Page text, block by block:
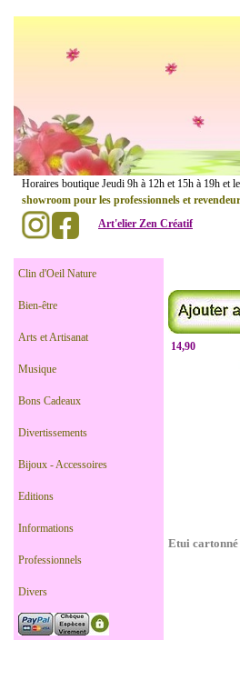
Horaires boutique Jeudi 9h à 12h et 15h à
showroom pour les professionnels et
Art'elier Zen Créatif
Clin d'Oeil Nature
Bien-être
Arts et Artisanat
Musique
Bons Cadeaux
Divertissements
Bijoux - Accessoires
Editions
Informations
Professionnels
Divers
14,90
Etui cartonné